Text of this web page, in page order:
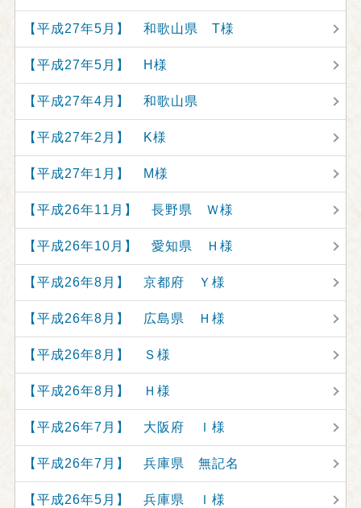
【平成27年5月】 和歌山県 T様
【平成27年5月】 H様
【平成27年4月】 和歌山県
【平成27年2月】 K様
【平成27年1月】 M様
【平成26年11月】 長野県 Ｗ様
【平成26年10月】 愛知県 Ｈ様
【平成26年8月】 京都府 Ｙ様
【平成26年8月】 広島県 Ｈ様
【平成26年8月】 Ｓ様
【平成26年8月】 Ｈ様
【平成26年7月】 大阪府 Ｉ様
【平成26年7月】 兵庫県 無記名
【平成26年5月】 兵庫県 Ｉ様